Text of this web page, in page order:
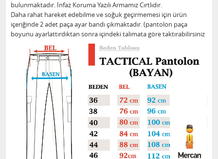
bulunmaktadır. İnfaz Koruma Yazılı Armamız Cırtlıdır.
Daha rahat hareket edebilme ve soğuk geçirmemesi için ürün
içeriğinde 2 adet paça ayar bandı çıkmaktadır. (pantolon paça
boyunu ayarlattırdıktan sonra içindeki talimata göre taktırabilirsiniz